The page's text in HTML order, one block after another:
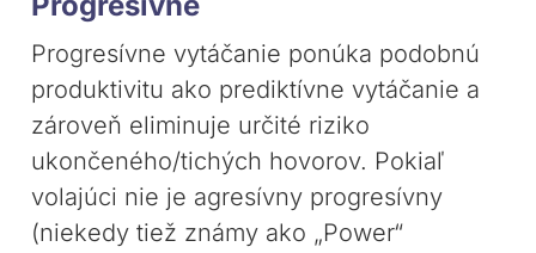
Progresívne vytáčanie ponúka podobnú
produktivitu ako prediktívne vytáčanie a
zároveň eliminuje určité riziko
ukončeného/tichých hovorov. Pokiaľ
volajúci nie je agresívny progresívny
(niekedy tiež známy ako „Power“